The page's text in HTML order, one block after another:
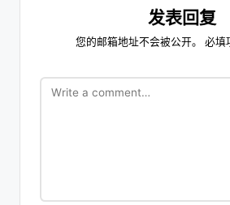
发表回复
您的邮箱地址不会被公开。 必填